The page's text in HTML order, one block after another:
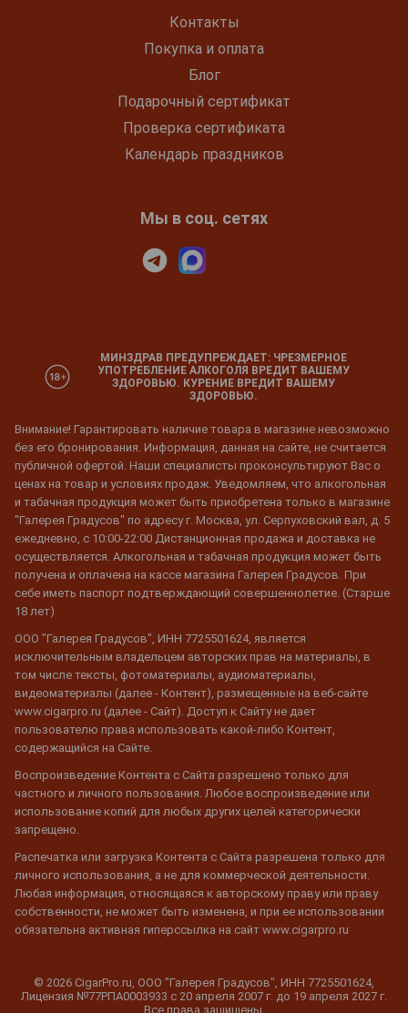
Контакты
Покупка и оплата
Блог
Подарочный сертификат
Проверка сертификата
Календарь праздников
Мы в соц. сетях
МИНЗДРАВ ПРЕДУПРЕЖДАЕТ: ЧРЕЗМЕРНОЕ
УПОТРЕБЛЕНИЕ АЛКОГОЛЯ ВРЕДИТ ВАШЕМУ
ЗДОРОВЬЮ. КУРЕНИЕ ВРЕДИТ ВАШЕМУ
ЗДОРОВЬЮ.
Внимание! Гарантировать наличие товара в магазине невозможно
без его бронирования. Информация, данная на сайте, не считается
публичной офертой. Наши специалисты проконсультируют Вас о
ценах на товар и условиях продаж. Уведомляем, что алкогольная
и табачная продукция может быть приобретена только в магазине
"Галерея Градусов" по адресу г. Москва, ул. Серпуховский вал, д. 5
ежедневно, с 10:00-22:00 Дистанционная продажа и доставка не
осуществляется. Алкогольная и табачная продукция может быть
получена и оплачена на кассе магазина Галерея Градусов. При
себе иметь паспорт подтверждающий совершеннолетие. (Старше
18 лет)
ООО "Галерея Градусов", ИНН 7725501624, является
исключительным владельцем авторских прав на материалы, в
том числе тексты, фотоматериалы, аудиоматериалы,
видеоматериалы (далее - Контент), размещенные на веб-сайте
www.cigarpro.ru (далее - Сайт). Доступ к Сайту не дает
пользователю права использовать какой-либо Контент,
содержащийся на Сайте.
Воспроизведение Контента с Сайта разрешено только для
частного и личного пользования. Любое воспроизведение или
использование копий для любых других целей категорически
запрещено.
Распечатка или загрузка Контента с Сайта разрешена только для
личного использования, а не для коммерческой деятельности.
Любая информация, относящаяся к авторскому праву или праву
собственности, не может быть изменена, и при ее использовании
обязательна активная гиперссылка на сайт www.cigarpro.ru
© 2026 CigarPro.ru, ООО "Галерея Градусов", ИНН 7725501624,
Лицензия №77РПА0003933 c 20 апреля 2007 г. до 19 апреля 2027 г.
Все права защищены.